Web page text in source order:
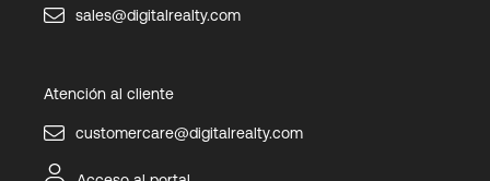
sales@digitalrealty.com
Atención al cliente
customercare@digitalrealty.com